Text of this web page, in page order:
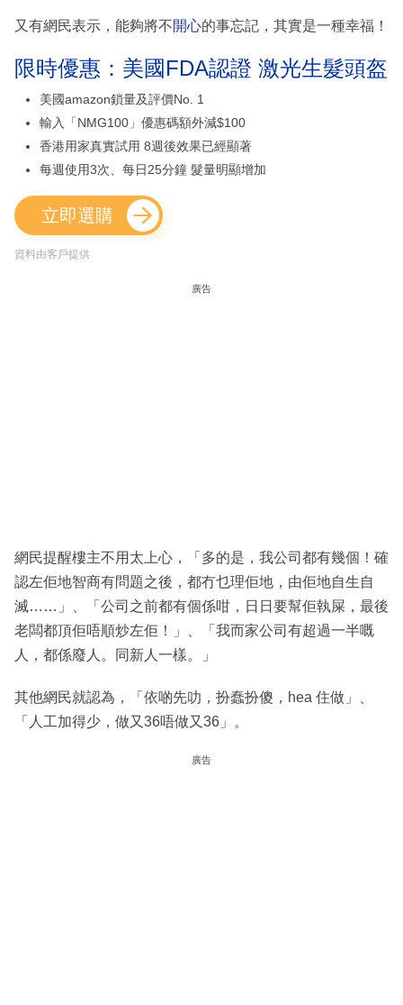
又有網民表示，能夠將不開心的事忘記，其實是一種幸福！
限時優惠：美國FDA認證 激光生髮頭盔
美國amazon鎖量及評價No. 1
輸入「NMG100」優惠碼額外減$100
香港用家真實試用 8週後效果已經顯著
每週使用3次、每日25分鐘 髮量明顯增加
立即選購
資料由客戶提供
廣告
網民提醒樓主不用太上心，「多的是，我公司都有幾個！確
認左佢地智商有問題之後，都冇乜理佢地，由佢地自生自
滅……」、「公司之前都有個係咁，日日要幫佢執屎，最後
老闆都頂佢唔順炒左佢！」、「我而家公司有超過一半嘅
人，都係廢人。同新人一樣。」
其他網民就認為，「依啲先叻，扮蠢扮傻，hea 住做」、
「人工加得少，做又36唔做又36」。
廣告